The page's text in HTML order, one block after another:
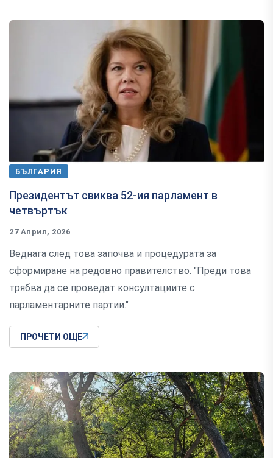
БЪЛГАРИЯ
Президентът свиква 52-ия парламент в
четвъртък
27 Април, 2026
Веднага след това започва и процедурата за
сформиране на редовно правителство. "Преди това
трябва да се проведат консултациите с
парламентарните партии."
ПРОЧЕТИ ОЩЕ